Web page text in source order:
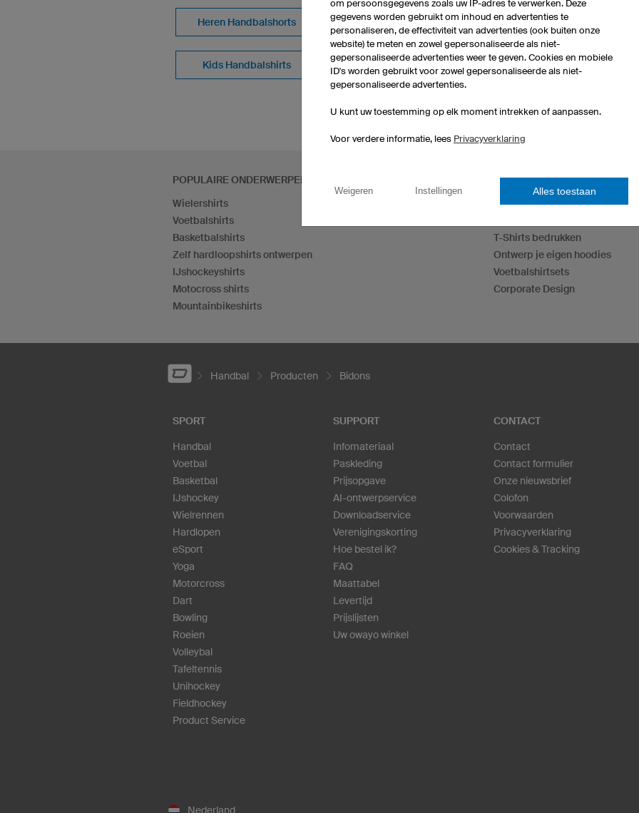
Heren Handbalshorts [seolink_hbtrikotsuebersicht] Sokken
Kids Handbalshirts Sokken
POPULAIRE ONDERWERPEN
Wielershirts
Voetbalshirts
Basketbalshirts
Zelf hardloopshirts ontwerpen
IJshockeyshirts
Motocross shirts
Mountainbikeshirts
eSportshirts
T-Shirts bedrukken
Ontwerp je eigen hoodies
Voetbalshirtsets
Corporate Design
Handbal Producten Bidons
SPORT
Handbal
Voetbal
Basketbal
IJshockey
Wielrennen
Hardlopen
eSport
Yoga
Motorcross
Dart
Bowling
Roeien
Volleybal
Tafeltennis
Unihockey
Fieldhockey
Product Service
SUPPORT
Infomateriaal
Paskleding
Prijsopgave
AI-ontwerpservice
Downloadservice
Verenigingskorting
Hoe bestel ik?
FAQ
Maattabel
Levertijd
Prijslijsten
Uw owayo winkel
CONTACT
Contact
Contact formulier
Onze nieuwsbrief
Colofon
Voorwaarden
Privacyverklaring
Cookies & Tracking
Nederland
om persoonsgegevens zoals uw IP-adres te verwerken. Deze
gegevens worden gebruikt om inhoud en advertenties te
personaliseren, de effectiviteit van advertenties (ook buiten onze
website) te meten en zowel gepersonaliseerde als niet-
gepersonaliseerde advertenties weer te geven. Cookies en mobiele
ID's worden gebruikt voor zowel gepersonaliseerde als niet-
gepersonaliseerde advertenties.
U kunt uw toestemming op elk moment intrekken of aanpassen.
Voor verdere informatie, lees Privacyverklaring
Weigeren Instellingen Alles toestaan